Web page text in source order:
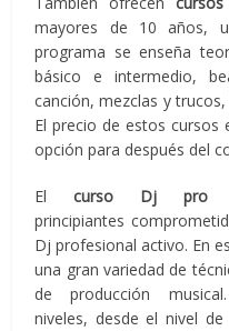
mayores de 10 años,
programa se enseña
básico e intermedio,
canción, mezclas y
El precio de estos cursos
opción para después del
Elcurso Dj
principiantes
Dj profesional activo. En
una gran variedad de
de producción
niveles, desde el nivel